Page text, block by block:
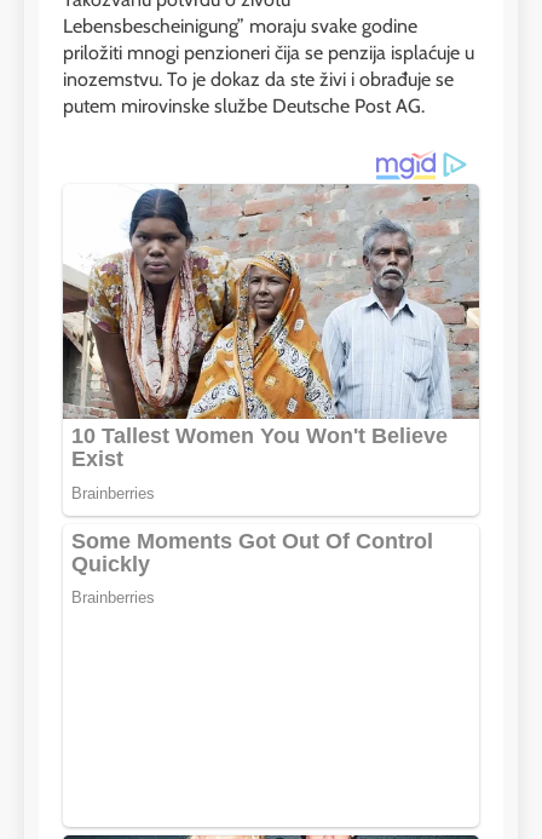
Lebensbescheinigung” moraju svake godine
priložiti mnogi penzioneri čija se penzija isplaćuje u
inozemstvu. To je dokaz da ste živi i obrađuje se
putem mirovinske službe Deutsche Post AG.